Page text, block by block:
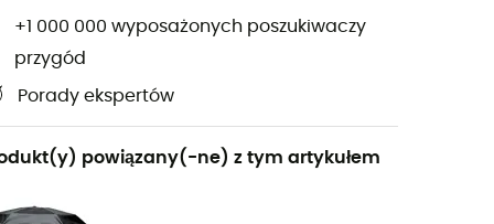
+1 000 000 wyposażonych poszukiwaczy
przygód
Porady ekspertów
powiązany(-ne) z tym artykułem